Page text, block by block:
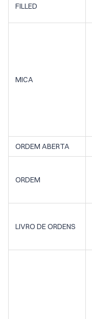
FILLED
MICA
ORDEM ABERTA
ORDEM
LIVRO DE ORDENS